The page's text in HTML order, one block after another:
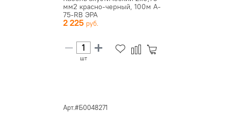
мм2 красно-черный, 100м A-
75-RB ЭРА
2 225
шт
Арт.#Б0048271